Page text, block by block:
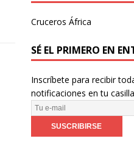
Cruceros África
SÉ EL PRIMERO EN
Inscríbete para recibir
notificaciones en tu
T
u